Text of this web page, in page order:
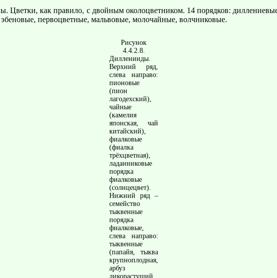
Цветки, как правило, с двойным околоцветником. 14 порядков:
первоцветные, мальвовые, молочайные, волчниковые.
Рисунок
4.4.2.8.
Дилленииды.
Верхний ряд,
слева направо:
пионовые
(пион
лагодехский),
чайные
(камелия
японская, чай
китайский),
фиалковые
(фиалка
трёхцветная),
ладанниковые
порядка
фиалковые
(солнцецвет).
Нижний ряд –
семейство
тыквенные
порядка
фиалковые,
слева направо:
тыквенные
(папайя, тыква
крупноплодная,
арбуз
дикорастущий,